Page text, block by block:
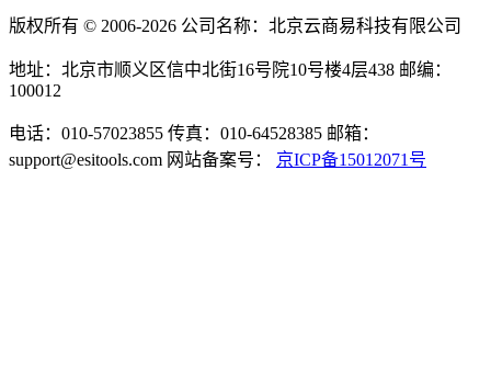
版权所有 © 2006-2026 公司名称：北京云商易科技有限公司
地址：北京市顺义区信中北街16号院10号楼4层438 邮编：
100012
电话：010-57023855 传真：010-64528385 邮箱：
support@esitools.com 网站备案号： 京ICP备15012071号